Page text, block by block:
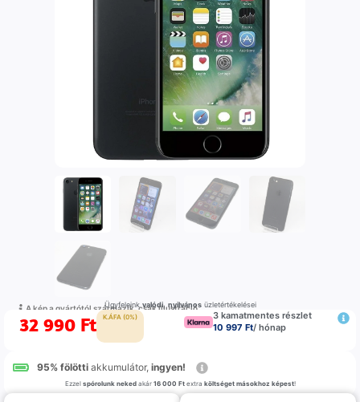
A kép a gyártótól származik, csak illustráció
Ügyfeleinkvalódi,nyilvánosüzletértékelései
32 990 Ft K.ÁFA (0%)
3 kamatmentes részlet
10 997 Ft/ hónap
95% fölötti akkumulátor, ingyen!
Ezzel spórolunk nekedakár 16 000 Ftextra költséget másokhoz képest!